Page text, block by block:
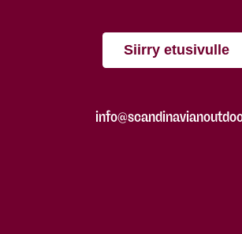
Siirry etusivulle